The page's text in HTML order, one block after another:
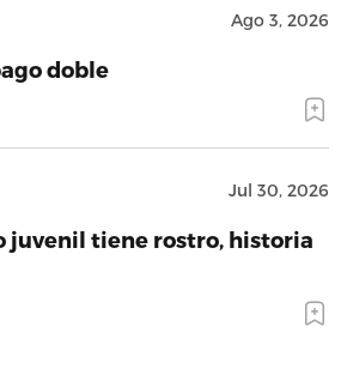
Ago 3, 2026
doble
Jul 30, 2026
juvenil tiene rostro, historia